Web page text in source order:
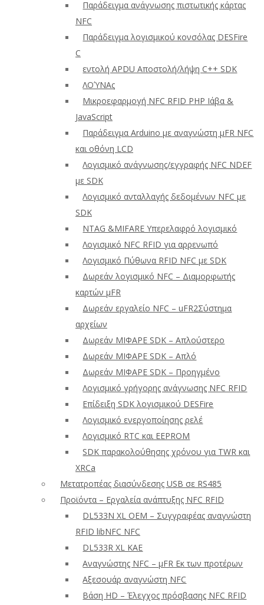
Παράδειγμα ανάγνωσης πιστωτικής κάρτας
NFC
Παράδειγμα λογισμικού κονσόλας DESFire
C
εντολή APDU Αποστολή/λήψη C++ SDK
ΛΟΎΝΑς
Μικροεφαρμογή NFC RFID PHP Ιάβα &
JavaScript
Παράδειγμα Arduino με αναγνώστη μFR NFC
και οθόνη LCD
Λογισμικό ανάγνωσης/εγγραφής NFC NDEF
με SDK
Λογισμικό ανταλλαγής δεδομένων NFC με
SDK
NTAG &MIFARE Υπερελαφρό λογισμικό
Λογισμικό NFC RFID για αρρενωπό
Λογισμικό Πύθωνα RFID NFC με SDK
Δωρεάν λογισμικό NFC – Διαμορφωτής
καρτών μFR
Δωρεάν εργαλείο NFC – uFR2Σύστημα
αρχείων
Δωρεάν ΜΙΦΑΡΕ SDK – Απλούστερο
Δωρεάν ΜΙΦΑΡΕ SDK – Απλό
Δωρεάν ΜΙΦΑΡΕ SDK – Προηγμένο
Λογισμικό γρήγορης ανάγνωσης NFC RFID
Επίδειξη SDK λογισμικού DESFire
Λογισμικό ενεργοποίησης ρελέ
Λογισμικό RTC και EEPROM
SDK παρακολούθησης χρόνου για TWR και
XRCa
Μετατροπέας διασύνδεσης USB σε RS485
Προϊόντα – Εργαλεία ανάπτυξης NFC RFID
DL533N XL OEM – Συγγραφέας αναγνώστη
RFID libNFC NFC
DL533R XL ΚΑΕ
Αναγνώστης NFC – μFR Εκ των προτέρων
Αξεσουάρ αναγνώστη NFC
Βάση HD – Έλεγχος πρόσβασης NFC RFID